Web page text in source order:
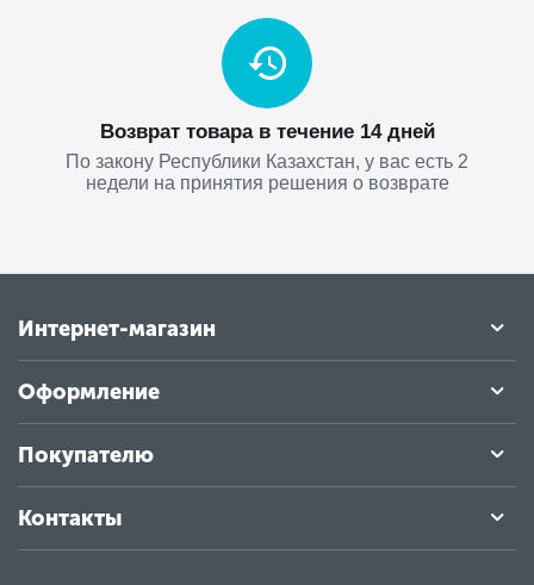
Возврат товара в течение 14 дней
По закону Республики Казахстан, у вас есть 2
недели на принятия решения о возврате
Интернет-магазин
Оформление
Покупателю
Контакты